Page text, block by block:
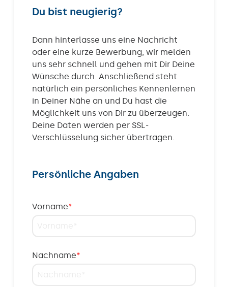
Du bist neugierig?
Dann hinterlasse uns eine Nachricht
oder eine kurze Bewerbung, wir melden
uns sehr schnell und gehen mit Dir Deine
Wünsche durch. Anschließend steht
natürlich ein persönliches Kennenlernen
in Deiner Nähe an und Du hast die
Möglichkeit uns von Dir zu überzeugen.
Deine Daten werden per SSL-
Verschlüsselung sicher übertragen.
Persönliche Angaben
Vorname*
Nachname*